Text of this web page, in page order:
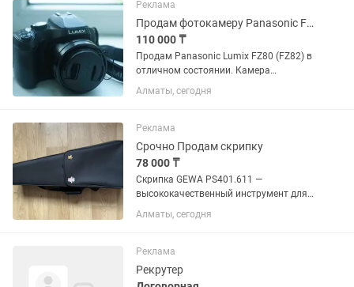
✅ Убирает отеки стоп и...
Реклама
Продам фотокамеру Panasonic FZ-80
110 000 ₸
Продам Panasonic Lumix FZ80 (FZ82) в
отличном состоянии. Камера
оснащена мощным 60-кратным
оптическим зумом (20–1200 мм),
объекты, природу, путешествия и
семейные...
Алматы, сегодня
Реклама
Срочно Продам скрипку
78 000 ₸
Скрипка GEWA PS401.611 —
высококачественный инструмент для
музыкантов, сочетающий хороший
звук и стильный дизайн. Особенности:
элегантный внешний...
Алматы, сегодня
Реклама
Рекрутер